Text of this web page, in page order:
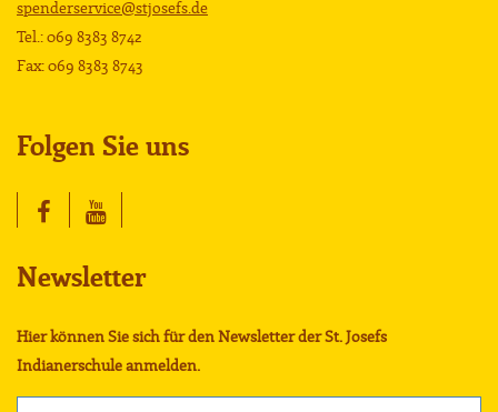
spenderservice@stjosefs.de
Tel.: 069 8383 8742
Fax: 069 8383 8743
Folgen Sie uns
Newsletter
Hier können Sie sich für den Newsletter der St. Josefs
Indianerschule anmelden.